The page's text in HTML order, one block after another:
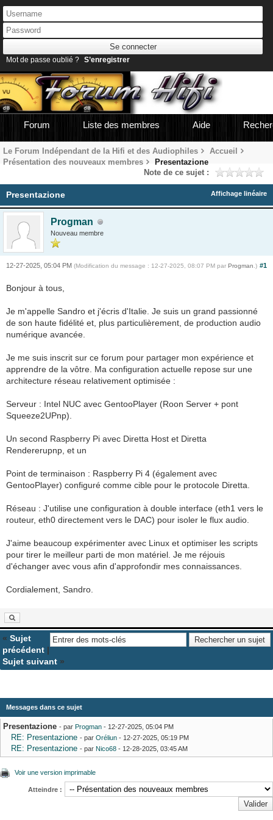
Mot de passe oublié ? S’enregistrer
Forum Liste des membres Aide
Le Forum Indépendant de la Hifi et des Audiophiles
Accueil
Présentation des nouveaux membres
Presentazione
Note de ce sujet :
Affichage linéaire
Presentazione
Progman
Nouveau membre
#1
12-27-2025, 05:04 PM (Modification du message : 12-27-2025, 08:07 PM par Progman .)
Bonjour à tous,
Je m'appelle Sandro et j'écris d'Italie. Je suis un grand passionné
de son haute fidélité et, plus particulièrement, de production audio
numérique avancée.
Je me suis inscrit sur ce forum pour partager mon expérience et
apprendre de la vôtre. Ma configuration actuelle repose sur une
architecture réseau relativement optimisée :
Serveur : Intel NUC avec GentooPlayer (Roon Server + pont
Squeeze2UPnp).
Un second Raspberry Pi avec Diretta Host et Diretta
Rendererupnp, et un
Point de terminaison : Raspberry Pi 4 (également avec
GentooPlayer) configuré comme cible pour le protocole Diretta.
Réseau : J'utilise une configuration à double interface (eth1 vers le
routeur, eth0 directement vers le DAC) pour isoler le flux audio.
J'aime beaucoup expérimenter avec Linux et optimiser les scripts
pour tirer le meilleur parti de mon matériel. Je me réjouis
d'échanger avec vous afin d'approfondir mes connaissances.
Cordialement, Sandro.
« Sujet
précédent |
Sujet suivant »
Messages dans ce sujet
Presentazione - par Progman - 12-27-2025, 05:04 PM
RE: Presentazione - par Oréliun - 12-27-2025, 05:19 PM
RE: Presentazione - par Nico68 - 12-28-2025, 03:45 AM
Voir une version imprimable
Atteindre :